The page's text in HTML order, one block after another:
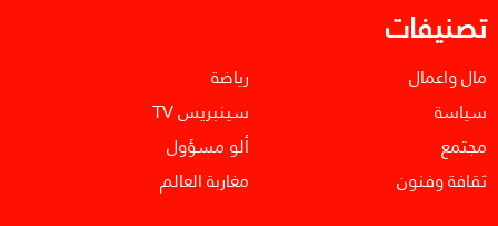
تصنيفات
مال واعمال
سياسة
مجتمع
ثقافة وفنون
رياضة
سينبريس TV
ألو مسؤول
مغاربة العالم